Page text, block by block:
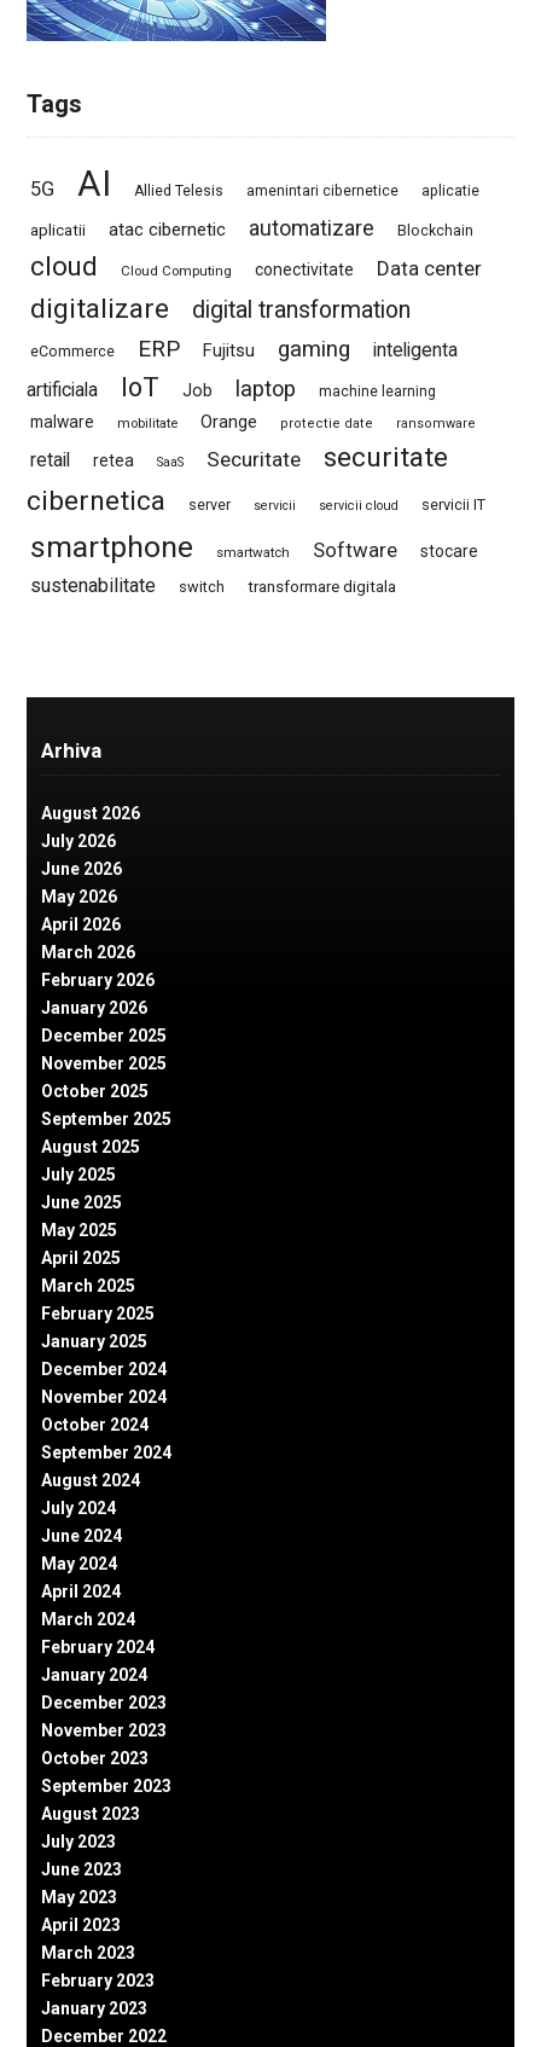
Tags
5G AI Allied Telesis amenintari cibernetice aplicatie
aplicatii atac cibernetic automatizare Blockchain
cloud Cloud Computing conectivitate Data center
digitalizare digital transformation
eCommerce ERP Fujitsu gaming
inteligenta
artificiala
IoT Job laptop machine learning
malware mobilitate Orange protectie date ransomware
retail retea SaaS Securitate
securitate
cibernetica
server servicii servicii cloud servicii IT
smartphone smartwatch Software stocare
sustenabilitate switch transformare digitala
Arhiva
August 2026
July 2026
June 2026
May 2026
April 2026
March 2026
February 2026
January 2026
December 2025
November 2025
October 2025
September 2025
August 2025
July 2025
June 2025
May 2025
April 2025
March 2025
February 2025
January 2025
December 2024
November 2024
October 2024
September 2024
August 2024
July 2024
June 2024
May 2024
April 2024
March 2024
February 2024
January 2024
December 2023
November 2023
October 2023
September 2023
August 2023
July 2023
June 2023
May 2023
April 2023
March 2023
February 2023
January 2023
December 2022